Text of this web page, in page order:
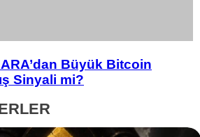
Büyük Bitcoin
Sinyali mi?